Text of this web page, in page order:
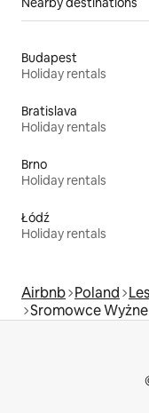
Budapest
Holiday rentals
Bratislava
Holiday rentals
Brno
Holiday rentals
Łódź
Holiday rentals
Airbnb Poland
Sromowce Wyżne